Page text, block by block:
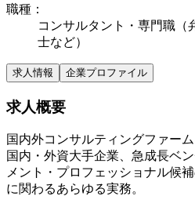
職種 ：
コンサルタント・専門職（
士など）
求人情報 企業プロファイル
求人概要
国内外コンサルティングファー
国内・外資大手企業、急成長ベ
メント・プロフェッショナル候
に関わるあらゆる実務。